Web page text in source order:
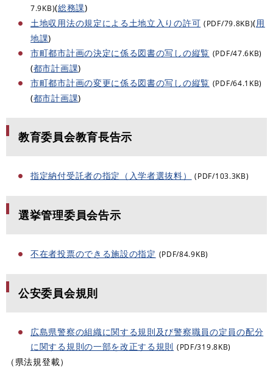
7.9KB)(総務課)
土地収用法の規定による土地立入りの許可 (PDF/79.8KB)(用
地課)
市町都市計画の決定に係る図書の写しの縦覧 (PDF/47.6KB)
(都市計画課)
市町都市計画の変更に係る図書の写しの縦覧 (PDF/64.1KB)
(都市計画課)
教育委員会教育長告示
指定納付受託者の指定（入学者選抜料） (PDF/103.3KB)
選挙管理委員会告示
不在者投票のできる施設の指定 (PDF/84.9KB)
公安委員会規則
広島県警察の組織に関する規則及び警察職員の定員の配分
に関する規則の一部を改正する規則 (PDF/319.8KB)
（県法規登載）